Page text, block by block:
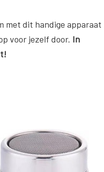
met dit handige apparaat
voor jezelf door. In